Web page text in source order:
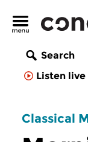
Search
Listen live
Classical